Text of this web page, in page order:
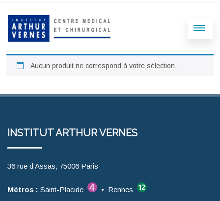
Aucun produit ne correspond à votre sélection.
INSTITUT ARTHUR VERNES
36 rue d’Assas, 75006 Paris
Métros : Saint-Placide • Rennes